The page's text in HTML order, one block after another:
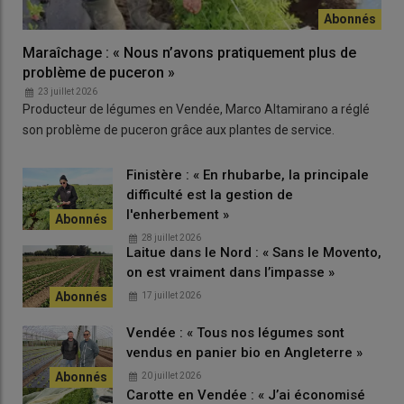
de la
drosophila suzukii
sur la mécanisation mais aussi le
rendement
de 12 tonnes par
hectare. Planasa espère encore l’améliorer, notamment en
travaillant sur lafertilisation.
L'APMF collecte des données auprès de ses adhérents pour
inspirer les porteurs de projets. © Association des producteurs
Maraîchage : « Nous n’avons pratiquement plus de
problème de puceron »
23 juillet 2026
Producteur de légumes en Vendée, Marco Altamirano a réglé
son problème de puceron grâce aux plantes de service.
Finistère : « En rhubarbe, la principale
difficulté est la gestion de
l'enherbement »
28 juillet 2026
Laitue dans le Nord : « Sans le Movento,
on est vraiment dans l’impasse »
17 juillet 2026
Vendée : « Tous nos légumes sont
vendus en panier bio en Angleterre »
20 juillet 2026
Carotte en Vendée : « J’ai économisé